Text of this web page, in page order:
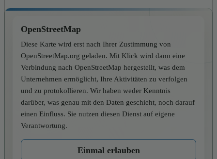
OpenStreetMap
Diese Karte wird erst nach Ihrer Zustimmung von
OpenStreetMap.org geladen. Mit Klick wird dann eine
Verbindung nach OpenStreetMap hergestellt, was dem
Unternehmen ermöglicht, Ihre Aktivitäten zu verfolgen
und zu protokollieren. Wir haben weder Kenntnis
darüber, was genau mit den Daten geschieht, noch darauf
einen Einfluss. Sie nutzen diesen Dienst auf eigene
Verantwortung.
Einmal erlauben